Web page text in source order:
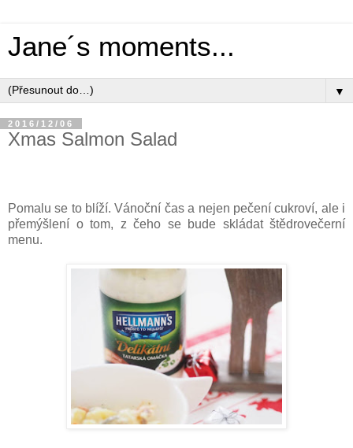
Jane´s moments...
▼
2016/12/06
Xmas Salmon Salad
Pomalu se to blíží. Vánoční čas a nejen pečení cukroví, ale i
přemýšlení o tom, z čeho se bude skládat štědrovečerní
menu.